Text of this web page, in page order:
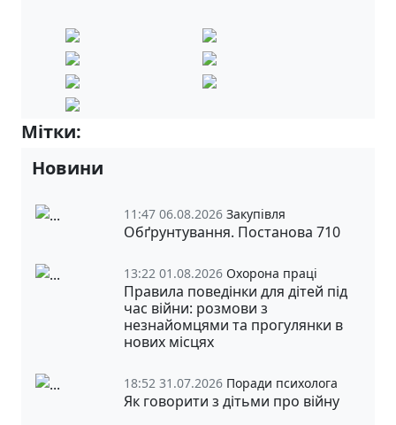
Мітки:
Новини
11:47 06.08.2026 Закупівля
Обґрунтування. Постанова 710
13:22 01.08.2026 Охорона праці
Правила поведінки для дітей під
час війни: розмови з
незнайомцями та прогулянки в
нових місцях
18:52 31.07.2026 Поради психолога
Як говорити з дітьми про війну